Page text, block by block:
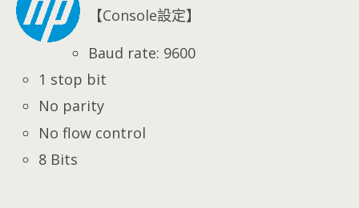
【Console設定】
Baud rate: 9600
1 stop bit
No parity
No flow control
8 Bits